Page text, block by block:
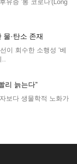
유증 '롱 코로나'(Long
물·탄소 존재
이 회수한 소행성 ‘베
..
리 늙는다”
보다 생물학적 노화가